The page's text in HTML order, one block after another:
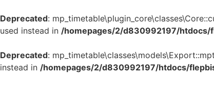
Deprecated:
used instead in /homepages/2/d830992197/
Deprecated:
instead in /homepages/2/d830992197/htdocs/